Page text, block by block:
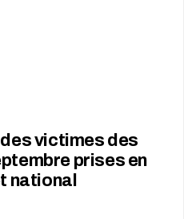
victimes des
prises en
national